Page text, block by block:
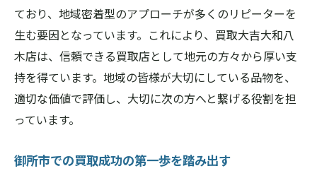
品物のポテンシャルを最大限に活かす
御所市での買取成功のためのヒント
買取大吉大和八木店で安心できる買取体験を御
所市で
安心して利用できる買取プロセス
御所市での買取が初めてでも心配無用
ており、地域密着型のアプローチが多くのリピーターを
生む要因となっています。これにより、買取大吉大和八
木店は、信頼できる買取店として地元の方々から厚い支
持を得ています。地域の皆様が大切にしている品物を、
適切な価値で評価し、大切に次の方へと繋げる役割を担
っています。
御所市での買取成功の第一歩を踏み出す